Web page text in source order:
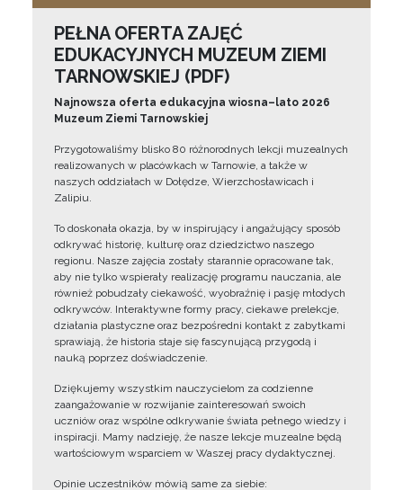
PEŁNA OFERTA ZAJĘĆ
EDUKACYJNYCH MUZEUM ZIEMI
TARNOWSKIEJ (PDF)
Najnowsza oferta edukacyjna wiosna–lato 2026
Muzeum Ziemi Tarnowskiej
Przygotowaliśmy blisko 80 różnorodnych lekcji muzealnych
realizowanych w placówkach w Tarnowie, a także w
naszych oddziałach w Dołędze, Wierzchosławicach i
Zalipiu.
To doskonała okazja, by w inspirujący i angażujący sposób
odkrywać historię, kulturę oraz dziedzictwo naszego
regionu. Nasze zajęcia zostały starannie opracowane tak,
aby nie tylko wspierały realizację programu nauczania, ale
również pobudzały ciekawość, wyobraźnię i pasję młodych
odkrywców. Interaktywne formy pracy, ciekawe prelekcje,
działania plastyczne oraz bezpośredni kontakt z zabytkami
sprawiają, że historia staje się fascynującą przygodą i
nauką poprzez doświadczenie.
Dziękujemy wszystkim nauczycielom za codzienne
zaangażowanie w rozwijanie zainteresowań swoich
uczniów oraz wspólne odkrywanie świata pełnego wiedzy i
inspiracji. Mamy nadzieję, że nasze lekcje muzealne będą
wartościowym wsparciem w Waszej pracy dydaktycznej.
Opinie uczestników mówią same za siebie: